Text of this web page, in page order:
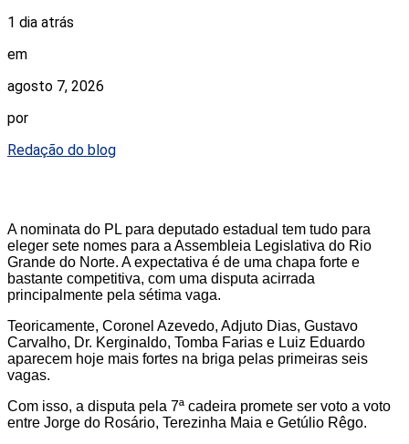
1 dia atrás
em
agosto 7, 2026
por
Redação do blog
A nominata do PL para deputado estadual tem tudo para
eleger sete nomes para a Assembleia Legislativa do Rio
Grande do Norte. A expectativa é de uma chapa forte e
bastante competitiva, com uma disputa acirrada
principalmente pela sétima vaga.
Teoricamente, Coronel Azevedo, Adjuto Dias, Gustavo
Carvalho, Dr. Kerginaldo, Tomba Farias e Luiz Eduardo
aparecem hoje mais fortes na briga pelas primeiras seis
vagas.
Com isso, a disputa pela 7ª cadeira promete ser voto a voto
entre Jorge do Rosário, Terezinha Maia e Getúlio Rêgo.